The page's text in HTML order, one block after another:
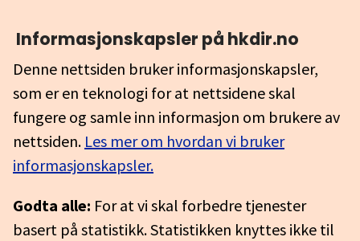
Informasjonskapsler på hkdir.no
Denne nettsiden bruker informasjonskapsler,
som er en teknologi for at nettsidene skal
fungere og samle inn informasjon om brukere av
nettsiden. Les mer om hvordan vi bruker
informasjonskapsler.
Godta alle: For at vi skal forbedre tjenester
basert på statistikk. Statistikken knyttes ikke til